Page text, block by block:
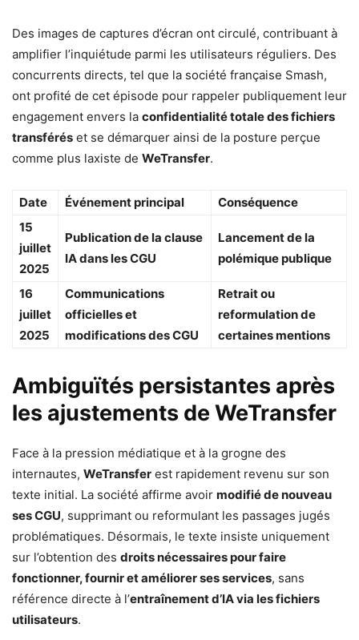
Des images de captures d’écran ont circulé, contribuant à
amplifier l’inquiétude parmi les utilisateurs réguliers. Des
concurrents directs, tel que la société française Smash,
ont profité de cet épisode pour rappeler publiquement leur
engagement envers la confidentialité totale des fichiers
transférés et se démarquer ainsi de la posture perçue
comme plus laxiste de WeTransfer.
Date Événement principal
Conséquence
15
juillet
2025
Publication de la clause
IA dans les CGU
Lancement de la
polémique publique
16
juillet
2025
Communications
officielles et
modifications des CGU
Retrait ou
reformulation de
certaines mentions
Ambiguïtés persistantes après
les ajustements de WeTransfer
Face à la pression médiatique et à la grogne des
internautes, WeTransfer est rapidement revenu sur son
texte initial. La société affirme avoir modifié de nouveau
ses CGU, supprimant ou reformulant les passages jugés
problématiques. Désormais, le texte insiste uniquement
sur l’obtention des droits nécessaires pour faire
fonctionner, fournir et améliorer ses services, sans
référence directe à l’entraînement d’IA via les fichiers
utilisateurs.